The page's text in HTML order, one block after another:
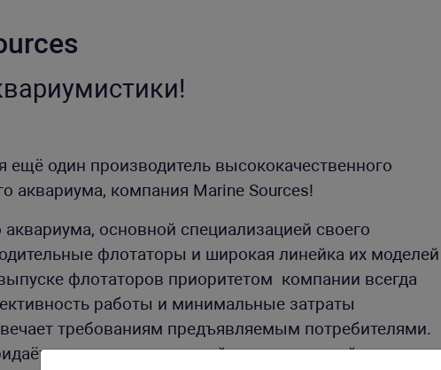
один производитель высококачественного
аквариума, компания Marine Sources!
основной специализацией своего
флотаторы и широкая линейка их моделей
флотаторов приоритетом компании всегда
работы и минимальные затраты
требованиям предъявляемым потребителями.
современности дизайна и визуальной